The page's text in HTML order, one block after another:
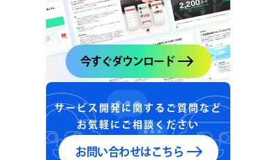
今すぐダウンロード
サービス開発に関するご質問など
お気軽にご相談ください
お問い合わせはこちら